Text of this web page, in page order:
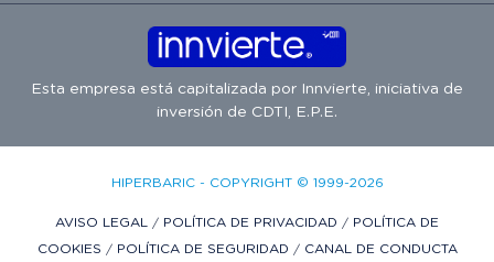
Esta empresa está capitalizada por Innvierte, iniciativa de
inversión de CDTI, E.P.E.
HIPERBARIC - COPYRIGHT © 1999-2026
AVISO LEGAL / POLÍTICA DE PRIVACIDAD / POLÍTICA DE
COOKIES / POLÍTICA DE SEGURIDAD / CANAL DE CONDUCTA